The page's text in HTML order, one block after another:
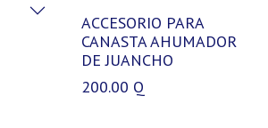
ACCESORIO PARA
CANASTA AHUMADOR
DE JUANCHO
200.00 Q